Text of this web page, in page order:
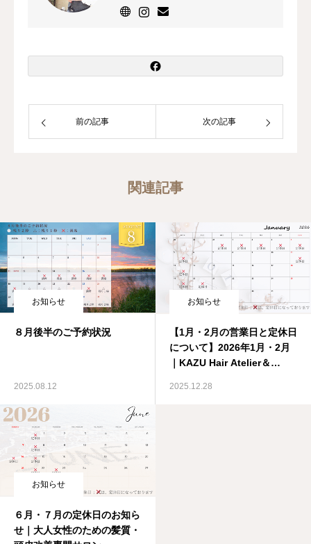
シャリストで、ダメージヘアや頭皮トラ
独自の技術と最新のトリートメントを駆
使してお客様一人ひとりの髪の悩みに真
します。薬剤や施術方法にも細心の注意
を払い、髪に負担をかけない優しいアプ
ローチを実践しています。常に新しい技
のお客様から信頼を得ています。髪質改
ない方は、ぜひKAZU Hair Atelier &
Rebornにお越しください。健康で美し
い髪を取り戻すお手伝いをいたします。
前の記事 次の記事
関連記事
お知らせ
８月後半のご予約状況
2025.08.12
お知らせ
【1月・2月の営業日と定休日
について】2026年1月・2月
｜KAZU Hair Atelier＆
2025.12.28
お知らせ
６月・７月の定休日のお知ら
せ｜大人女性のための髪質・